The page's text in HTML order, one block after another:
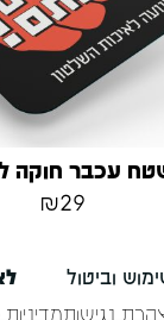
עכבר חוקה
₪29
וביטול
נגישות